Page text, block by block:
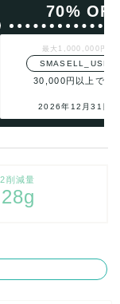
70%
最大1,000,000円
30,000円以上で利
2026年12月31日
削減量